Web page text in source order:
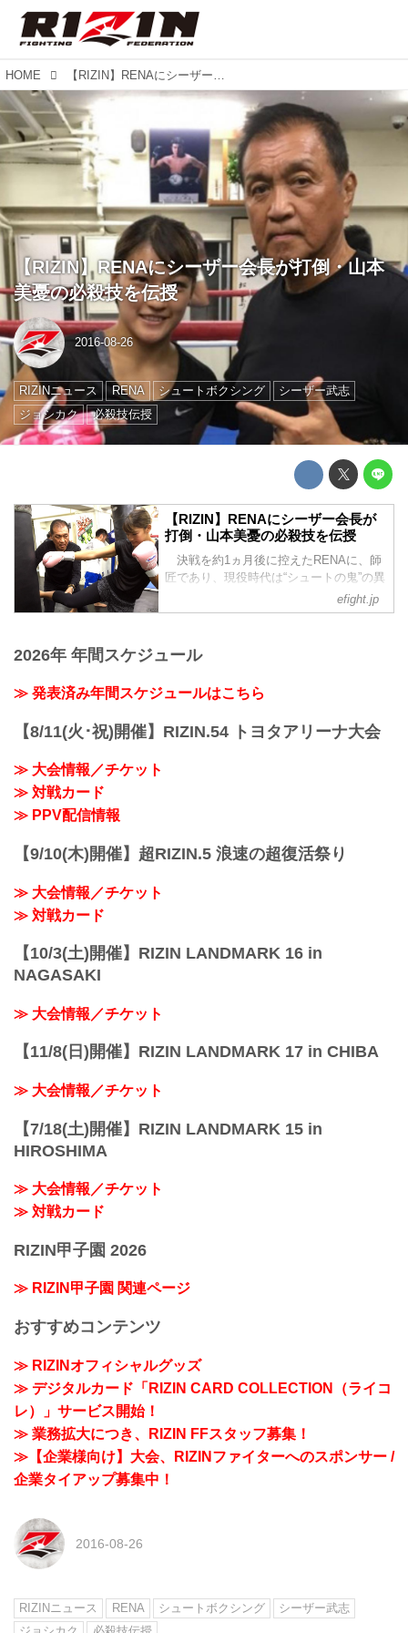
HOME 【RIZIN】RENAにシーザー会長が打倒・山本美憂の必殺技を伝授
【RIZIN】RENAにシーザー会長が打倒・山本
美憂の必殺技を伝授
2016-08-26
RIZINニュース RENA シュートボクシング
シーザー武志
ジョシカク
必殺技伝授
【RIZIN】RENAにシーザー会長が
打倒・山本美憂の必殺技を伝授
決戦を約1ヵ月後に控えたRENAに、師
匠であり、現役時代は“シュートの鬼”の異
名をとったシーザー武志シュートボクシ
ング協会会長が打倒・山本美憂の必殺技
efight.jp
2026年 年間スケジュール
≫ 発表済み年間スケジュールはこちら
【8/11(火･祝)開催】RIZIN.54 トヨタアリーナ大会
≫ 大会情報／チケット
≫ 対戦カード
≫ PPV配信情報
【9/10(木)開催】超RIZIN.5 浪速の超復活祭り
≫ 大会情報／チケット
≫ 対戦カード
【10/3(土)開催】RIZIN LANDMARK 16 in
NAGASAKI
≫ 大会情報／チケット
【11/8(日)開催】RIZIN LANDMARK 17 in CHIBA
≫ 大会情報／チケット
【7/18(土)開催】RIZIN LANDMARK 15 in
HIROSHIMA
≫ 大会情報／チケット
≫ 対戦カード
RIZIN甲子園 2026
≫ RIZIN甲子園 関連ページ
おすすめコンテンツ
≫ RIZINオフィシャルグッズ
≫ デジタルカード「RIZIN CARD COLLECTION（ライコ
レ）」サービス開始！
≫ 業務拡大につき、RIZIN FFスタッフ募集！
≫【企業様向け】大会、RIZINファイターへのスポンサー /
企業タイアップ募集中！
2016-08-26
RIZINニュース RENA シュートボクシング
シーザー武志